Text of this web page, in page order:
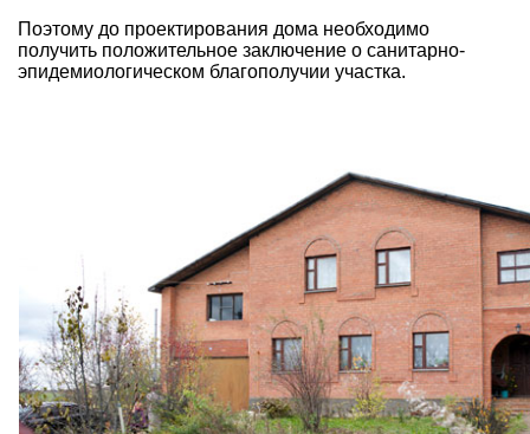
Поэтому до проектирования дома необходимо
получить положительное заключение о санитарно-
эпидемиологическом благополучии участка.